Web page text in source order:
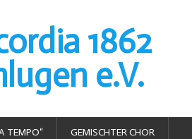
1862
e.V.
TEMPO“ GEMISCHTER CHOR